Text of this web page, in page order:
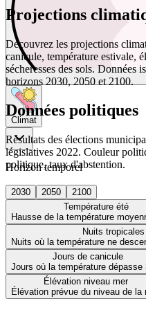
Climat
Horizon temporel
2030 2050
2100
Température été
Hausse de la température
Nuits tropicales
Nuits où la température ne
Jours de canicule
Jours où la température dépasse
Élévation niveau mer
Élévation prévue du niveau de la
Projections
Découvrez les projections
canicule, température estivale,
sécheresses des sols. Données
horizons 2030, 2050 et 2100.
Données politiques
Résultats des élections
législatives 2022. Couleur
politique, taux d'abstention.